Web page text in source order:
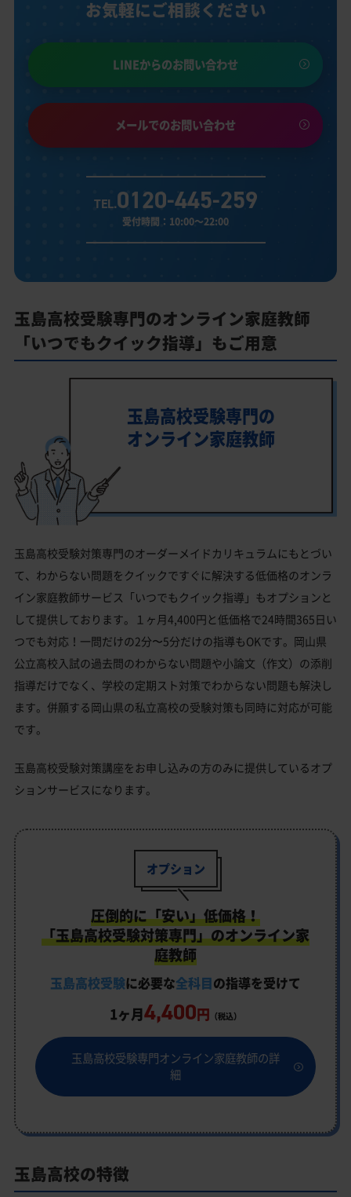
お気軽にご相談ください
LINEからのお問い合わせ
メールでのお問い合わせ
TEL.0120-445-259
受付時間：10:00～22:00
玉島高校受験専門のオンライン家庭教師
「いつでもクイック指導」もご用意
玉島高校受験専門の
オンライン家庭教師
玉島高校受験対策専門のオーダーメイドカリキュラムにもとづい
て、わからない問題をクイックですぐに解決する低価格のオンラ
イン家庭教師サービス「いつでもクイック指導」もオプションと
して提供しております。１ヶ月4,400円と低価格で24時間365日い
つでも対応！一問だけの2分〜5分だけの指導もOKです。岡山県
公立高校入試の過去問のわからない問題や小論文（作文）の添削
指導だけでなく、学校の定期スト対策でわからない問題も解決し
ます。併願する岡山県の私立高校の受験対策も同時に対応が可能
です。
玉島高校受験対策講座をお申し込みの方のみに提供しているオプ
ションサービスになります。
オプション
圧倒的に「安い」低価格！
「玉島高校受験対策専門」のオンライン家
庭教師
玉島高校受験に必要な全科目の指導を受けて
1ヶ月4,400円 （税込）
玉島高校受験専門オンライン家庭教師の詳
細
玉島高校の特徴